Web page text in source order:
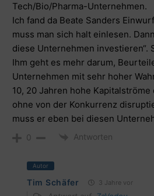
Tech/Bio/Pharma-Unternehmen.
Ich fand da Beate Sanders
muss man sich halt einlesen.
diese Unternehmen investieren“.
Ihm geht es mehr darum,
Unternehmen mit sehr hoher
10, 20 Jahren hohe
ohne von der Konkurrenz
muss er eben bei diesen
0 Antworten
Autor
Tim Schäfer 3 Jahre vor